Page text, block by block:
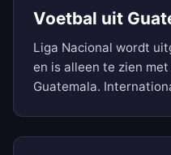
Voetbal uit
Liga Nacional wordt
en is alleen te zien
Guatemala.